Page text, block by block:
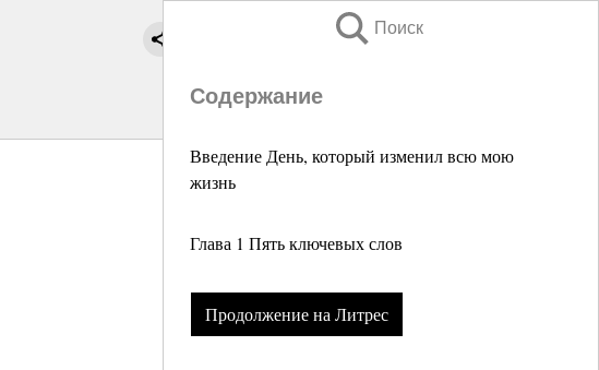
Поиск
Содержание
Введение День, который изменил всю мою
жизнь
Глава 1 Пять ключевых слов
Продолжение на Литрес